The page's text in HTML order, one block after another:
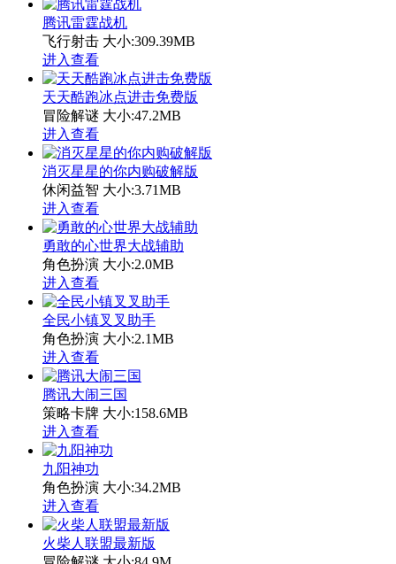
腾讯雷霆战机
飞行射击 大小:309.39MB
进入查看
天天酷跑冰点进击免费版
冒险解谜 大小:47.2MB
进入查看
消灭星星的你内购破解版
休闲益智 大小:3.71MB
进入查看
勇敢的心世界大战辅助
角色扮演 大小:2.0MB
进入查看
全民小镇叉叉助手
角色扮演 大小:2.1MB
进入查看
腾讯大闹三国
策略卡牌 大小:158.6MB
进入查看
九阳神功
角色扮演 大小:34.2MB
进入查看
火柴人联盟最新版